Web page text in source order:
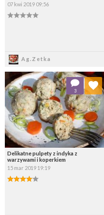
07 kwi 2019 09:56
Ag.Zetka
Delikatne pulpety z indyka z
warzywami i koperkiem
15 mar 2019 19:19
3
Dodaj do ulubionych
Wybierz listę: